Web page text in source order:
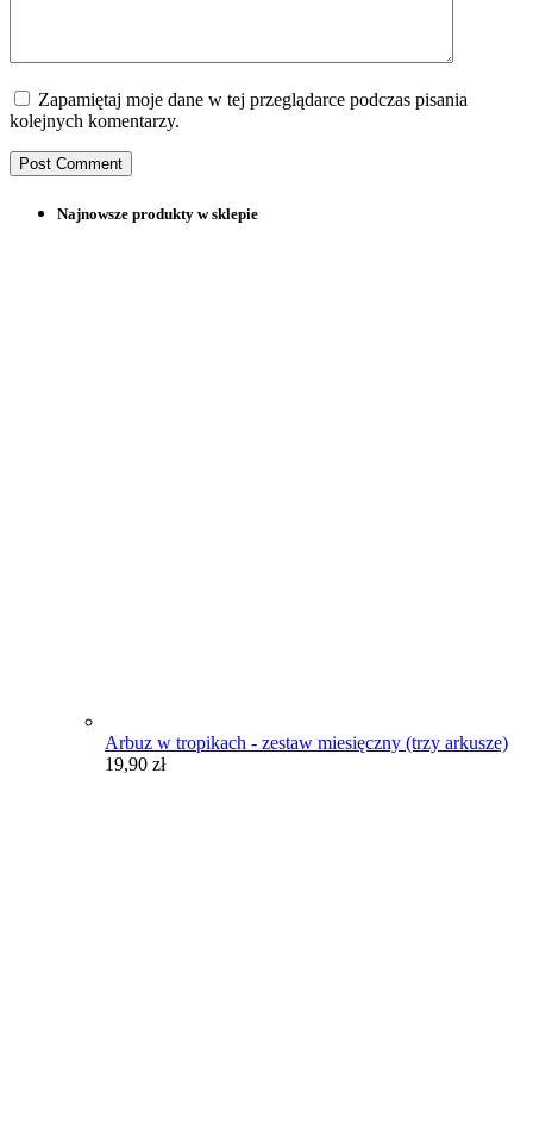
Zapamiętaj moje dane w tej przeglądarce podczas pisania
kolejnych komentarzy.
Najnowsze produkty w sklepie
Arbuz w tropikach - zestaw miesięczny (trzy arkusze)
19,90 zł